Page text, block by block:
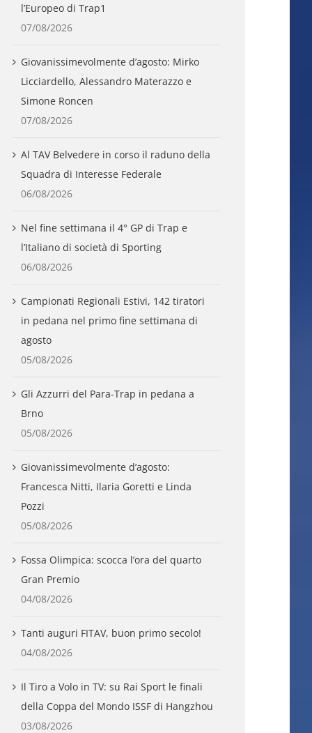
l’Europeo di Trap1
07/08/2026
Giovanissimevolmente d’agosto: Mirko
Licciardello, Alessandro Materazzo e
Simone Roncen
07/08/2026
Al TAV Belvedere in corso il raduno della
Squadra di Interesse Federale
06/08/2026
Nel fine settimana il 4° GP di Trap e
l’Italiano di società di Sporting
06/08/2026
Campionati Regionali Estivi, 142 tiratori
in pedana nel primo fine settimana di
agosto
05/08/2026
Gli Azzurri del Para-Trap in pedana a
Brno
05/08/2026
Giovanissimevolmente d’agosto:
Francesca Nitti, Ilaria Goretti e Linda
Pozzi
05/08/2026
Fossa Olimpica: scocca l’ora del quarto
Gran Premio
04/08/2026
Tanti auguri FITAV, buon primo secolo!
04/08/2026
Il Tiro a Volo in TV: su Rai Sport le finali
della Coppa del Mondo ISSF di Hangzhou
03/08/2026